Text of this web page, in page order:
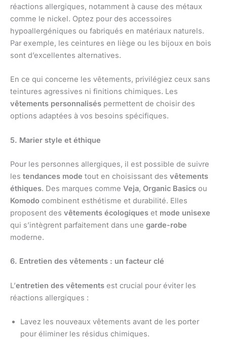
réactions allergiques, notamment à cause des métaux
comme le nickel. Optez pour des accessoires
hypoallergéniques ou fabriqués en matériaux naturels.
Par exemple, les ceintures en liège ou les bijoux en bois
sont d’excellentes alternatives.
En ce qui concerne les vêtements, privilégiez ceux sans
teintures agressives ni finitions chimiques. Les
vêtements personnalisés permettent de choisir des
options adaptées à vos besoins spécifiques.
5. Marier style et éthique
Pour les personnes allergiques, il est possible de suivre
les tendances mode tout en choisissant des vêtements
éthiques. Des marques comme Veja, Organic Basics ou
Komodo combinent esthétisme et durabilité. Elles
proposent des vêtements écologiques et mode unisexe
qui s’intègrent parfaitement dans une garde-robe
moderne.
6. Entretien des vêtements : un facteur clé
L’entretien des vêtements est crucial pour éviter les
réactions allergiques :
Lavez les nouveaux vêtements avant de les porter
pour éliminer les résidus chimiques.